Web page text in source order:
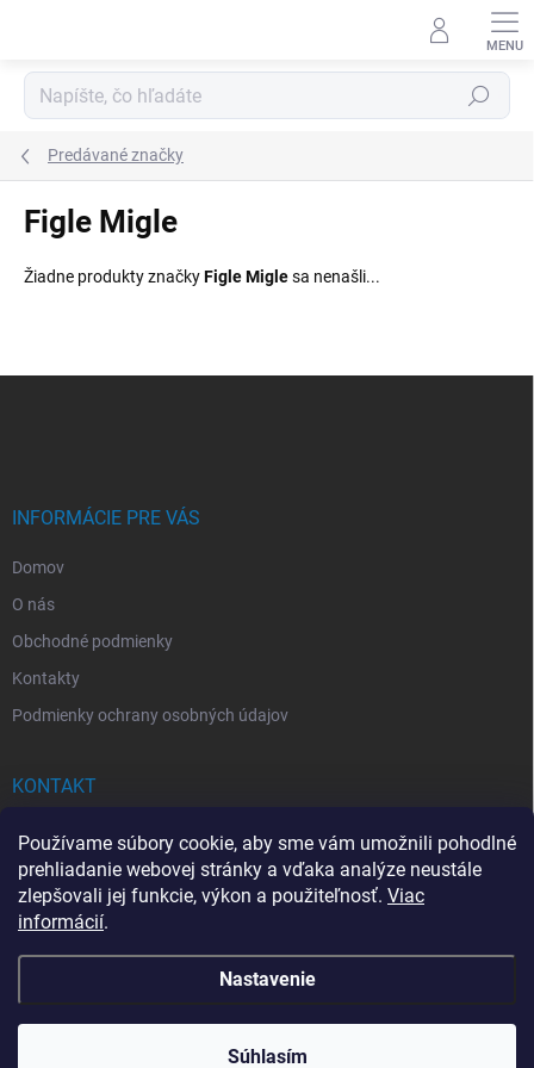
Používame súbory cookie, aby sme vám umožnili pohodlné
prehliadanie webovej stránky a vďaka analýze neustále
zlepšovali jej funkcie, výkon a použiteľnosť. Viac
informácií.
Nastavenie
Súhlasím
Hľadať
Predávané značky
Figle Migle
Žiadne produkty značkyFigle Miglesa nenašli...
INFORMÁCIE PRE VÁS
Domov
O nás
Obchodné podmienky
Kontakty
Podmienky ochrany osobných údajov
KONTAKT
info@drogerkovo.sk
Copyright 2026Drogerkovo. Všetky práva vyhradené.Upraviť nastavenie
cookies